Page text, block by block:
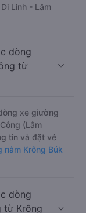
Linh - Lâm
dòng
từ
xe giường
(Lâm
tin và đặt vé
nằm Krông Búk
dòng
từ Krông